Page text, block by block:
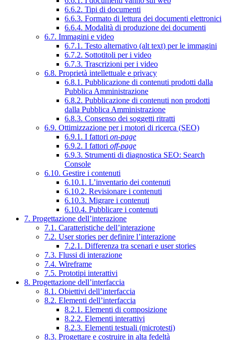
6.6.2. Tipi di documenti
6.6.3. Formato di lettura dei documenti elettronici
6.6.4. Modalità di produzione dei documenti
6.7. Immagini e video
6.7.1. Testo alternativo (alt text) per le immagini
6.7.2. Sottotitoli per i video
6.7.3. Trascrizioni per i video
6.8. Proprietà intellettuale e privacy
6.8.1. Pubblicazione di contenuti prodotti dalla
Pubblica Amministrazione
6.8.2. Pubblicazione di contenuti non prodotti
dalla Pubblica Amministrazione
6.8.3. Consenso dei soggetti ritratti
6.9. Ottimizzazione per i motori di ricerca (SEO)
6.9.1. I fattori on-page
6.9.2. I fattori off-page
6.9.3. Strumenti di diagnostica SEO: Search
Console
6.10. Gestire i contenuti
6.10.1. L’inventario dei contenuti
6.10.2. Revisionare i contenuti
6.10.3. Migrare i contenuti
6.10.4. Pubblicare i contenuti
7. Progettazione dell’interazione
7.1. Caratteristiche dell’interazione
7.2. User stories per definire l’interazione
7.2.1. Differenza tra scenari e user stories
7.3. Flussi di interazione
7.4. Wireframe
7.5. Prototipi interattivi
8. Progettazione dell’interfaccia
8.1. Obiettivi dell’interfaccia
8.2. Elementi dell’interfaccia
8.2.1. Elementi di composizione
8.2.2. Elementi interattivi
8.2.3. Elementi testuali (microtesti)
8.3. Progettare e costruire in alta fedeltà